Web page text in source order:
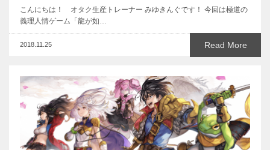
こんにちは！ オタク生産トレーナー みゆきんぐです！ 今回は極道の
義理人情ゲーム「龍が如…
Read More
2018.11.25